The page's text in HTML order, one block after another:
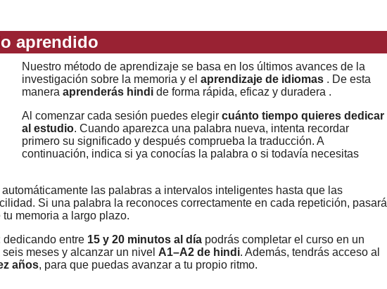
aprendido
Nuestro método de aprendizaje se basa en los últimos avances de la
investigación sobre la memoria y el aprendizaje de idiomas. De esta
manera aprenderás hindide forma rápida, eficaz y duradera .
Al comenzar cada sesión puedes elegir cuánto tiempo quieres dedicar
al estudio. Cuando aparezca una palabra nueva, intenta recordar
primero su significado y después comprueba la traducción. A
continuación, indica si ya conocías la palabra o si todavía necesitas
las palabras a intervalos inteligentes hasta que las
Si una palabra la reconoces correctamente en cada repetición, pasará
tu memoria a largo plazo.
dedicando entre 15 y 20 minutos al díapodrás completar el curso en un
meses y alcanzar un nivel A1–A2 de hindi. Además, tendrás acceso al
años, para que puedas avanzar a tu propio ritmo.